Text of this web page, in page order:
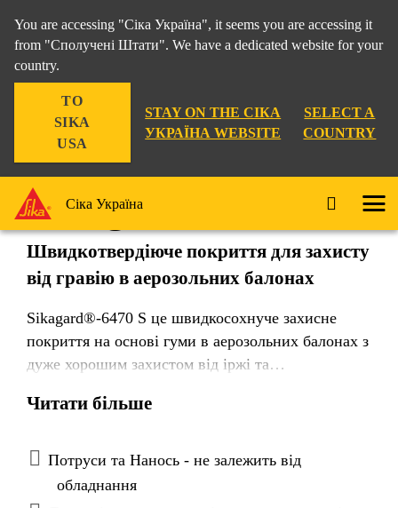
You are accessing "Сіка Україна", it seems you are accessing it
from "Сполучені Штати". We have a dedicated website for your
country.
TO
SIKA
USA
STAY ON THE СІКА
УКРАЇНА WEBSITE
SELECT A
COUNTRY
Сіка Україна
Sikagard®-6470 S
Швидкотвердіюче покриття для захисту
від гравію в аерозольних балонах
Sikagard®-6470 S це швидкосохнуче захисне
покриття на основі гуми в аерозольних балонах з
дуже хорошим захистом від іржі та
для ефективного захисту від ударів гравію в
кінцевою продуктивністю. Завдяки дуже
хорошим властивостям нанесення оригінальні
текстури можна легко відтворити.
Читати більше
Потруси та Нанось - не залежить від
обладнання